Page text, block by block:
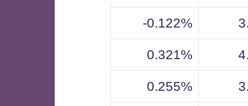
0.122%-
0.321%
0.255%